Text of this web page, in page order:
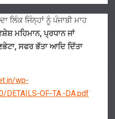
ਲਿੰਕ ਜਿੰਨ੍ਹਾਂ ਨੂੰ ਪੰਜਾਬੀ ਮਾਹ
ਮਹਿਮਾਨ, ਪ੍ਰਧਾਨ ਜਾਂ
ਸਫਰ ਭੱਤਾ ਆਦਿ ਦਿੱਤਾ
wp-
OF-TA.-DA.pdf